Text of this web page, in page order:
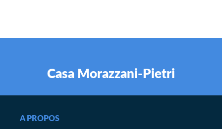
Casa Morazzani-Pietri
A PROPOS